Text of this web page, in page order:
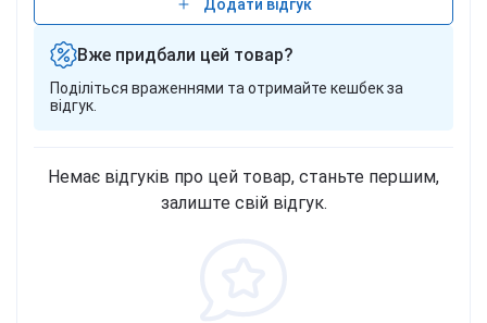
Додати відгук
Вже придбали цей товар?
Поділіться враженнями та отримайте кешбек за
відгук.
Немає відгуків про цей товар, станьте першим,
залиште свій відгук.